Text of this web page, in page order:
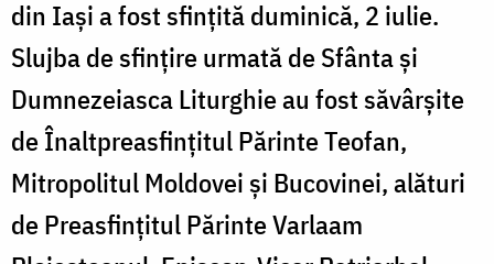
din Iași a fost sfințită duminică, 2 iulie.
Slujba de sfințire urmată de Sfânta și
Dumnezeiasca Liturghie au fost săvârșite
de Înaltpreasfințitul Părinte Teofan,
Mitropolitul Moldovei și Bucovinei, alături
de Preasfințitul Părinte Varlaam